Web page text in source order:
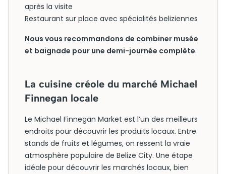
après la visite
Restaurant sur place avec spécialités beliziennes
Nous vous recommandons de combiner musée
et baignade pour une demi-journée complète.
La cuisine créole du marché Michael
Finnegan locale
Le Michael Finnegan Market est l’un des meilleurs
endroits pour découvrir les produits locaux. Entre
stands de fruits et légumes, on ressent la vraie
atmosphère populaire de Belize City. Une étape
idéale pour découvrir les marchés locaux, bien